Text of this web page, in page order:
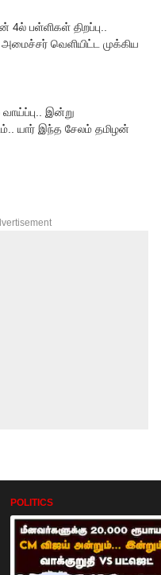
பள்ளிகள் திறப்பு..
வெளியிட்ட முக்கிய
இன்று
யார் இந்த சேலம் தமிழன்
POLITICS